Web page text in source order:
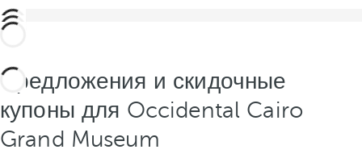
Предложения и скидочные
купоны для Occidental Cairo
Grand Museum